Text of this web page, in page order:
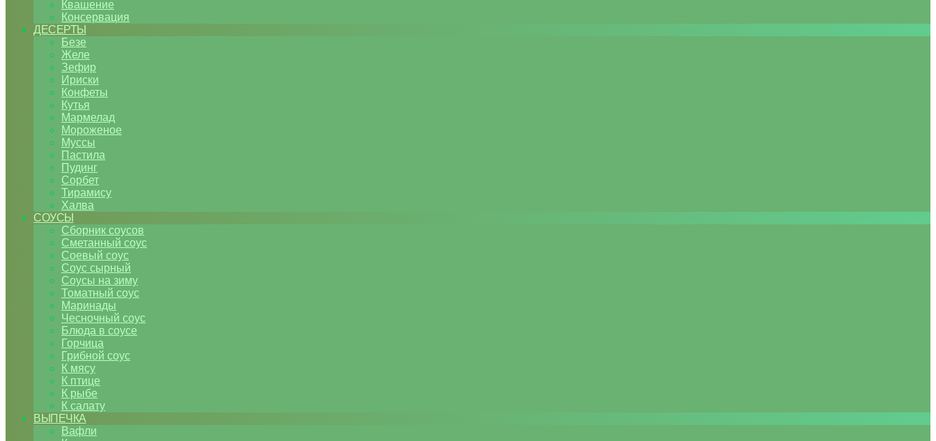
Квашение
Консервация
ДЕСЕРТЫ
Безе
Желе
Зефир
Ириски
Конфеты
Кутья
Мармелад
Мороженое
Муссы
Пастила
Пудинг
Сорбет
Тирамису
Халва
СОУСЫ
Сборник соусов
Сметанный соус
Соевый соус
Соус сырный
Соусы на зиму
Томатный соус
Маринады
Чесночный соус
Блюда в соусе
Горчица
Грибной соус
К мясу
К птице
К рыбе
К салату
ВЫПЕЧКА
Вафли